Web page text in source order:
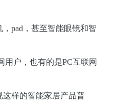
pad，甚至智能眼镜和智
户，也有的是PC互联网
样的智能家居产品普